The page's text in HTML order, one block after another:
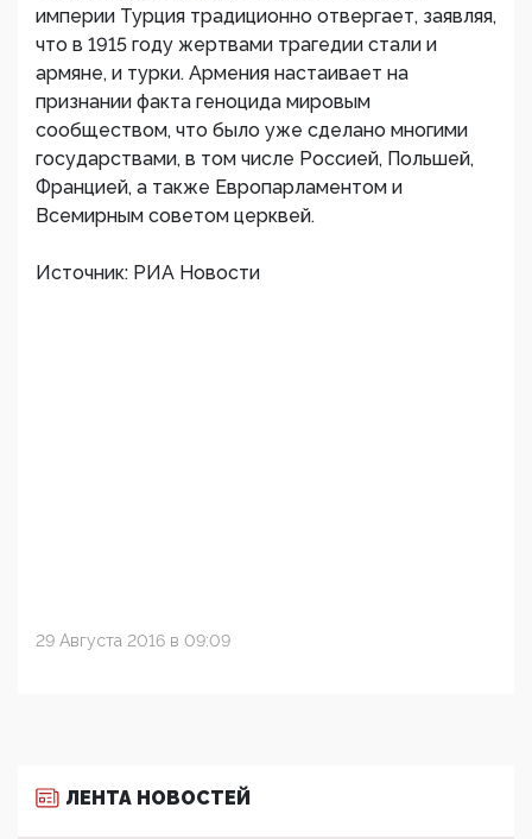
империи Турция традиционно отвергает, заявляя,
что в 1915 году жертвами трагедии стали и
армяне, и турки. Армения настаивает на
признании факта геноцида мировым
сообществом, что было уже сделано многими
государствами, в том числе Россией, Польшей,
Францией, а также Европарламентом и
Всемирным советом церквей.
Источник: РИА Новости
29 Августа 2016 в 09:09
ЛЕНТА НОВОСТЕЙ